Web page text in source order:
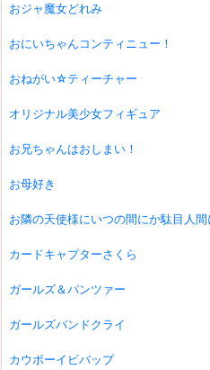
おジャ魔女どれみ
おにいちゃんコンティニュー！
おねがい☆ティーチャー
オリジナル美少女フィギュア
お兄ちゃんはおしまい！
お母好き
お隣の天使様にいつの間にか駄目人
カードキャプターさくら
ガールズ＆パンツァー
ガールズバンドクライ
カウボーイビバップ